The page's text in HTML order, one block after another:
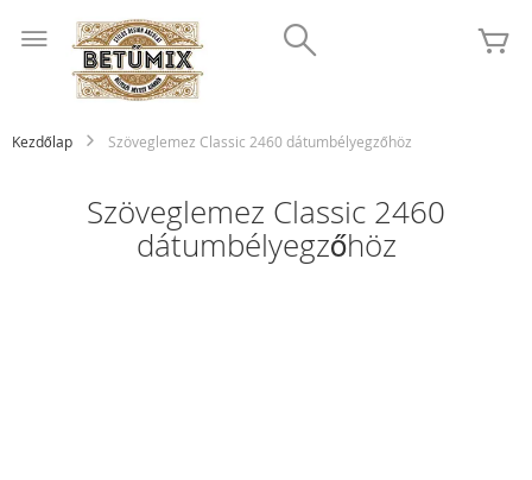
tartalomhoz
Kezdőlap Szöveglemez Classic 2460 dátumbélyegzőhöz
Szöveglemez Classic 2460
dátumbélyegzőhöz